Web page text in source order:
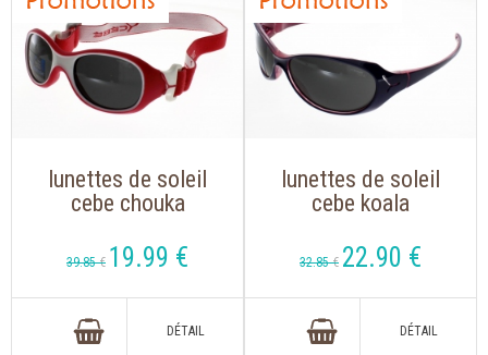
lunettes de soleil
cebe chouka
branches
39.85 € 19.99 €
lunettes de soleil
cebe koala
cordon intégré
32.85 € 22.90 €